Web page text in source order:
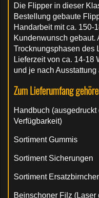
Die Flipper in dieser
Bestellung gebaute
Handarbeit mit ca. 150-
Kundenwunsch gebaut.
Trocknungsphasen des
Lieferzeit von ca. 14-18
und je nach
Zum Lieferumfang
Handbuch
Verfügbarkeit)
Sortiment Gummis
Sortiment Sicherungen
Sortiment
Beinschoner Filz (Laser